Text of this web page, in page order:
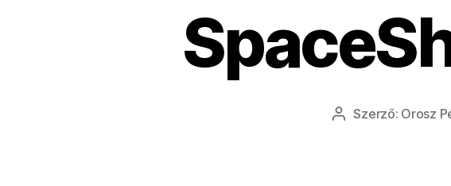
Bejegyzés
Szerző: Orosz